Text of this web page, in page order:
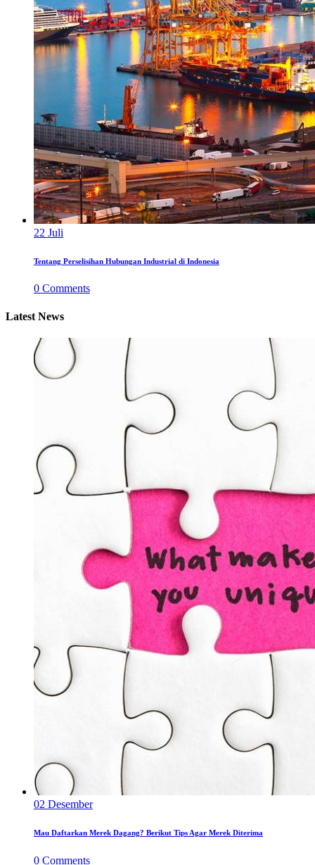
22 Juli
Tentang Perselisihan Hubungan Industrial di Indonesia
0 Comments
Latest News
02 Desember
Mau Daftarkan Merek Dagang? Berikut Tips Agar Merek Diterima
0 Comments